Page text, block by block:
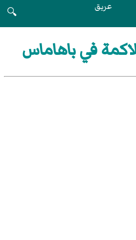
عريق
🔍
في باهاماس